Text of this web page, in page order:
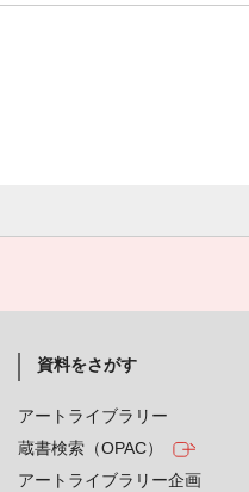
資料をさがす
アートライブラリー
蔵書検索（OPAC）
アートライブラリー企画